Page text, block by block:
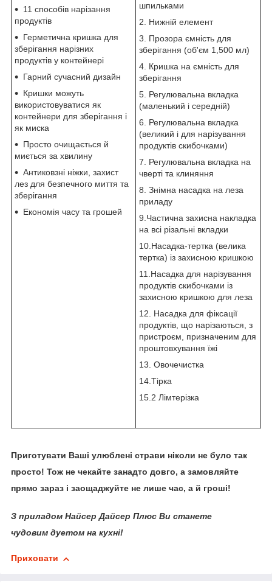
11 способів нарізання
продуктів
Герметична кришка для
зберігання нарізних
продуктів у контейнері
Гарний сучасний дизайн
Кришки можуть
використовуватися як
контейнери для зберігання і
як миска
Просто очищається й
миється за хвилину
Антиковзні ніжки, захист
лез для безпечного миття та
зберігання
Економія часу та грошей
шпильками
2. Нижній елемент
3. Прозора ємність для
зберігання (об'єм 1,500 мл)
4. Кришка на ємність для
зберігання
5. Регулювальна вкладка
(маленький і середній)
6. Регулювальна вкладка
(великий і для нарізування
продуктів скибочками)
7. Регулювальна вкладка на
чверті та клиняння
8. Знімна насадка на леза
приладу
9.Частична захисна накладка
на всі різальні вкладки
10.Насадка-тертка (велика
тертка) із захисною кришкою
11.Насадка для нарізування
продуктів скибочками із
захисною кришкою для леза
12. Насадка для фіксації
продуктів, що нарізаються, з
пристроєм, призначеним для
проштовхування їжі
13. Овочечистка
14.Тірка
15.2 Лімтерізка
Приготувати Ваші улюблені страви ніколи не було так
просто! Тож не чекайте занадто довго, а замовляйте
прямо зараз і заощаджуйте не лише час, а й гроші!
З приладом Найсер Дайсер Плюс Ви станете
чудовим дуетом на кухні!
Приховати